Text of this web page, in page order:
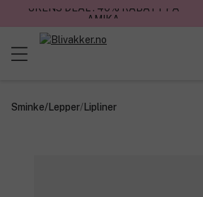
UKENS DEAL : 40% RABATT PÅ
AMIKA
Sminke/Lepper/Lipliner